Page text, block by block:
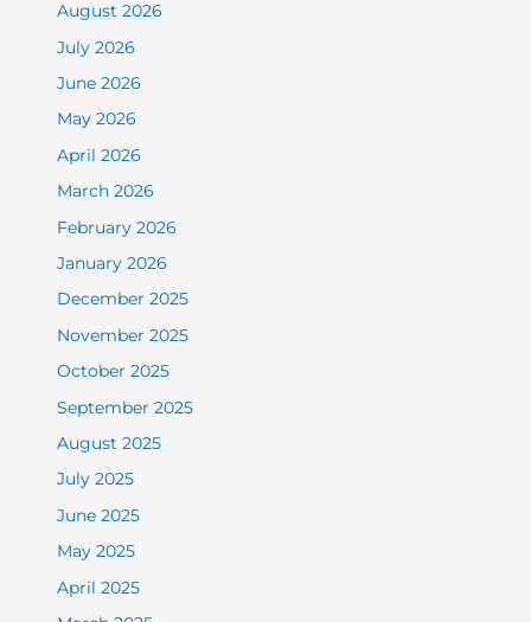
August 2026
July 2026
June 2026
May 2026
April 2026
March 2026
February 2026
January 2026
December 2025
November 2025
October 2025
September 2025
August 2025
July 2025
June 2025
May 2025
April 2025